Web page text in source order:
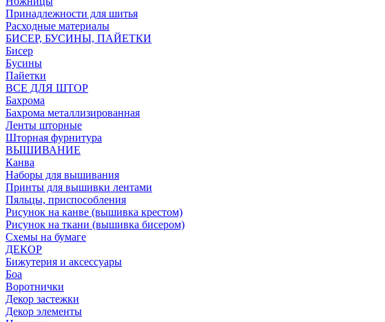
Принадлежности для шитья
Расходные материалы
БИСЕР, БУСИНЫ, ПАЙЕТКИ
Бисер
Бусины
Пайетки
ВСЕ ДЛЯ ШТОР
Бахрома
Бахрома металлизированная
Ленты шторные
Шторная фурнитура
ВЫШИВАНИЕ
Канва
Наборы для вышивания
Принты для вышивки лентами
Пяльцы, приспособления
Рисунок на канве (вышивка крестом)
Рисунок на ткани (вышивка бисером)
Схемы на бумаге
ДЕКОР
Бижутерия и аксессуары
Боа
Воротнички
Декор застежки
Декор элементы